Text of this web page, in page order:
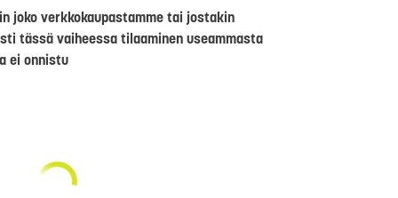
joko verkkokaupastamme tai jostakin
tässä vaiheessa tilaaminen useammasta
ei onnistu